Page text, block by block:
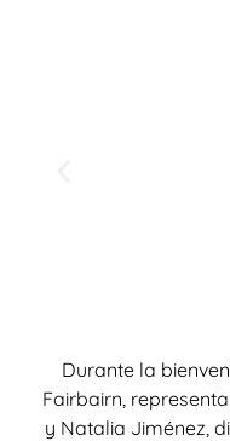
Durante la
Fairbairn,
y Natalia Jiménez,